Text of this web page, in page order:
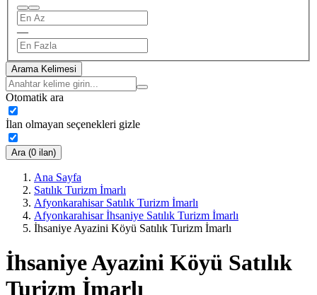
—
Arama Kelimesi
Otomatik ara
İlan olmayan seçenekleri gizle
Ara (0 ilan)
Ana Sayfa
Satılık Turizm İmarlı
Afyonkarahisar Satılık Turizm İmarlı
Afyonkarahisar İhsaniye Satılık Turizm İmarlı
İhsaniye Ayazini Köyü Satılık Turizm İmarlı
İhsaniye Ayazini Köyü Satılık
Turizm İmarlı